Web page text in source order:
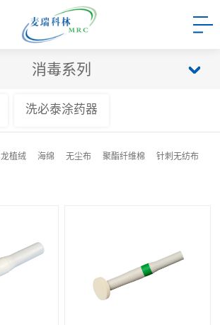
消毒系列
洗必泰涂药器
植绒 海绵 无尘布 聚酯纤维棉
针刺无纺布